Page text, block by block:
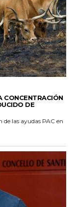
CONCENTRACIÓN
DE
las ayudas PAC en